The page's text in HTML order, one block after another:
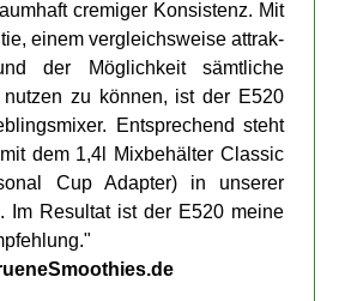
cremiger Konsis­tenz. Mit
einem ver­gleichs­weise attrak­
der Mög­lich­keit sämt­liche
nutzen zu können, ist der E520
Ent­sprechend steht
dem 1,4l Mixbehälter Classic
Cup Adapter) in unserer
Im Resultat ist der E520 meine